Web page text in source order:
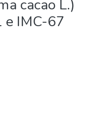
cacao L.)
e IMC-67